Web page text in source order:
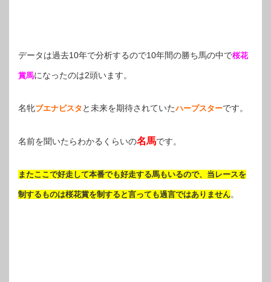
データは過去10年で分析するので10年間の勝ち馬の中で桜花
賞馬になったのは2頭います。
名牝ブエナビスタ と未来を期待されていたハープスターです。
名前を聞いたらわかるくらいの名馬です。
またここで好走して本番でも好走する馬もいるので、当レースを
制するものは桜花賞を制すると言っても過言ではありません。